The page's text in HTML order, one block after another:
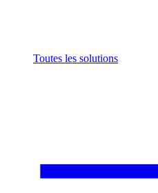
Toutes les solutions